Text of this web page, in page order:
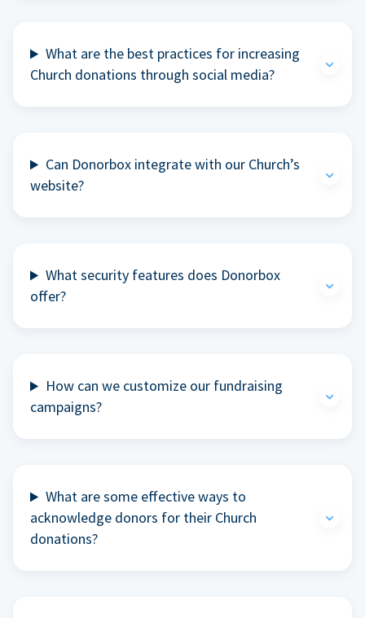
What are the best practices for increasing
Church donations through social media?
Can Donorbox integrate with our Church’s
website?
What security features does Donorbox
offer?
How can we customize our fundraising
campaigns?
What are some effective ways to
acknowledge donors for their Church
donations?